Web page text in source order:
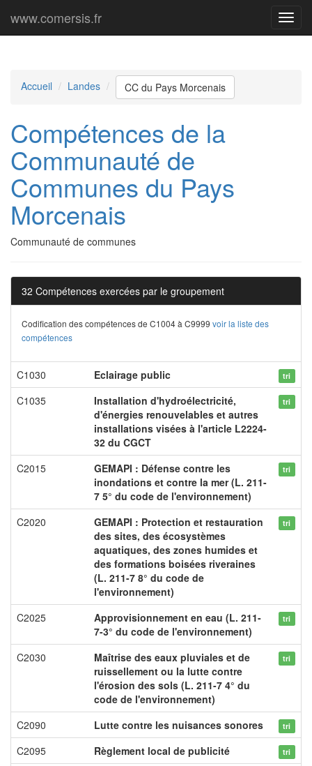
Menu
www.comersis.fr
Accueil Landes CC du Pays Morcenais
Compétences de la
Communauté de
Communes du Pays
Morcenais
Communauté de communes
32 Compétences exercées par le groupement
Codification des compétences de C1004 à C9999 voir la liste des
compétences
C1030 Eclairage public tri
C1035
Installation d'hydroélectricité,
d'énergies renouvelables et autres
installations visées à l'article L2224-
32 du CGCT
tri
C2015
GEMAPI : Défense contre les
inondations et contre la mer (L. 211-
7 5° du code de l'environnement)
tri
C2020
GEMAPI : Protection et restauration
des sites, des écosystèmes
aquatiques, des zones humides et
des formations boisées riveraines
(L. 211-7 8° du code de
l'environnement)
tri
C2025
Approvisionnement en eau (L. 211-
7-3° du code de l'environnement)
tri
C2030
Maîtrise des eaux pluviales et de
ruissellement ou la lutte contre
l'érosion des sols (L. 211-7 4° du
code de l'environnement)
tri
C2090 Lutte contre les nuisances sonores tri
C2095 Règlement local de publicité tri